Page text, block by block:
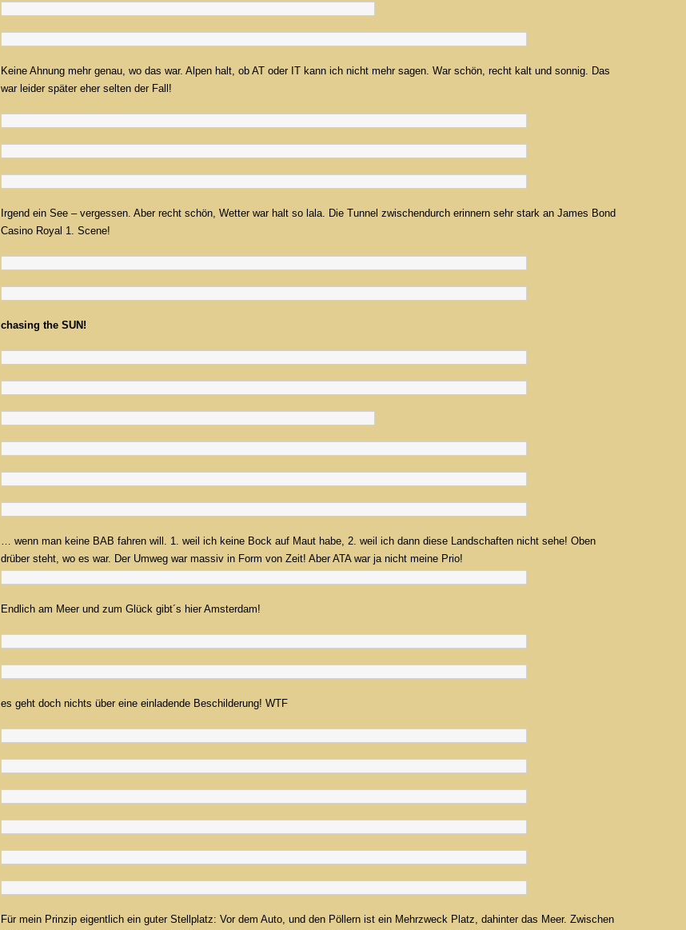
Keine Ahnung mehr genau, wo das war. Alpen halt, ob AT oder IT kann ich nicht mehr sagen. War schön, recht kalt und sonnig. Das
war leider später eher selten der Fall!
Irgend ein See – vergessen. Aber recht schön, Wetter war halt so lala. Die Tunnel zwischendurch erinnern sehr stark an James Bond
Casino Royal 1. Scene!
chasing the SUN!
… wenn man keine BAB fahren will. 1. weil ich keine Bock auf Maut habe, 2. weil ich dann diese Landschaften nicht sehe! Oben
drüber steht, wo es war. Der Umweg war massiv in Form von Zeit! Aber ATA war ja nicht meine Prio!
Endlich am Meer und zum Glück gibt´s hier Amsterdam!
es geht doch nichts über eine einladende Beschilderung! WTF
Für mein Prinzip eigentlich ein guter Stellplatz: Vor dem Auto, und den Pöllern ist ein Mehrzweck Platz, dahinter das Meer. Zwischen